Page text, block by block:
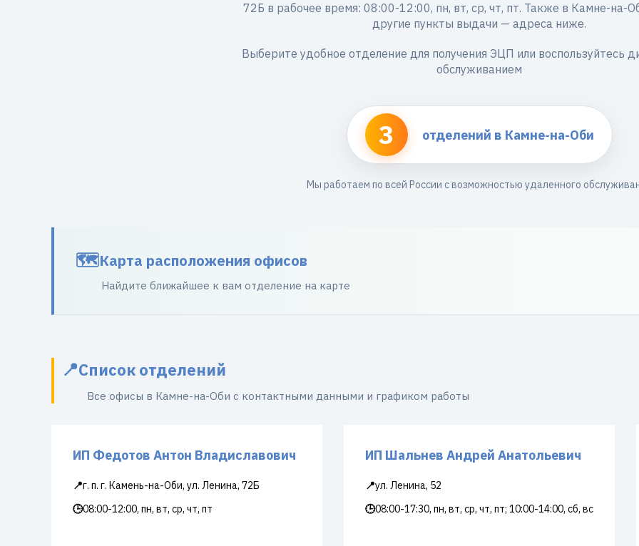
72Б в рабочее время: 08:00-12:00, пн, вт, ср, чт, пт. Также в Камне-на-
другие пункты выдачи — адреса ниже.
Выберите удобное отделение для получения ЭЦП или воспользуйтесь
обслуживанием
3 отделений в Камне-на-Оби
Мы работаем по всей России с возможностью удаленного
Карта расположения офисов
Найдите ближайшее к вам отделение на карте
Список отделений
Все офисы в Камне-на-Оби с контактными данными и графиком работы
ИП Федотов Антон Владиславович
📍г. п. г. Камень-на-Оби, ул. Ленина, 72Б
🕒08:00-12:00, пн, вт, ср, чт, пт
ИП Шальнев Андрей Анатольевич
📍ул. Ленина, 52
🕒08:00-17:30, пн, вт, ср, чт, пт; 10:00-14:00, сб, вс